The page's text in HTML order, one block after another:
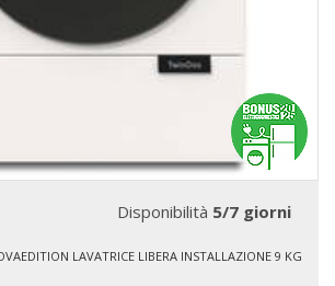
Disponibilità 5/7 giorni
LAVATRICE LIBERA INSTALLAZIONE 9 KG